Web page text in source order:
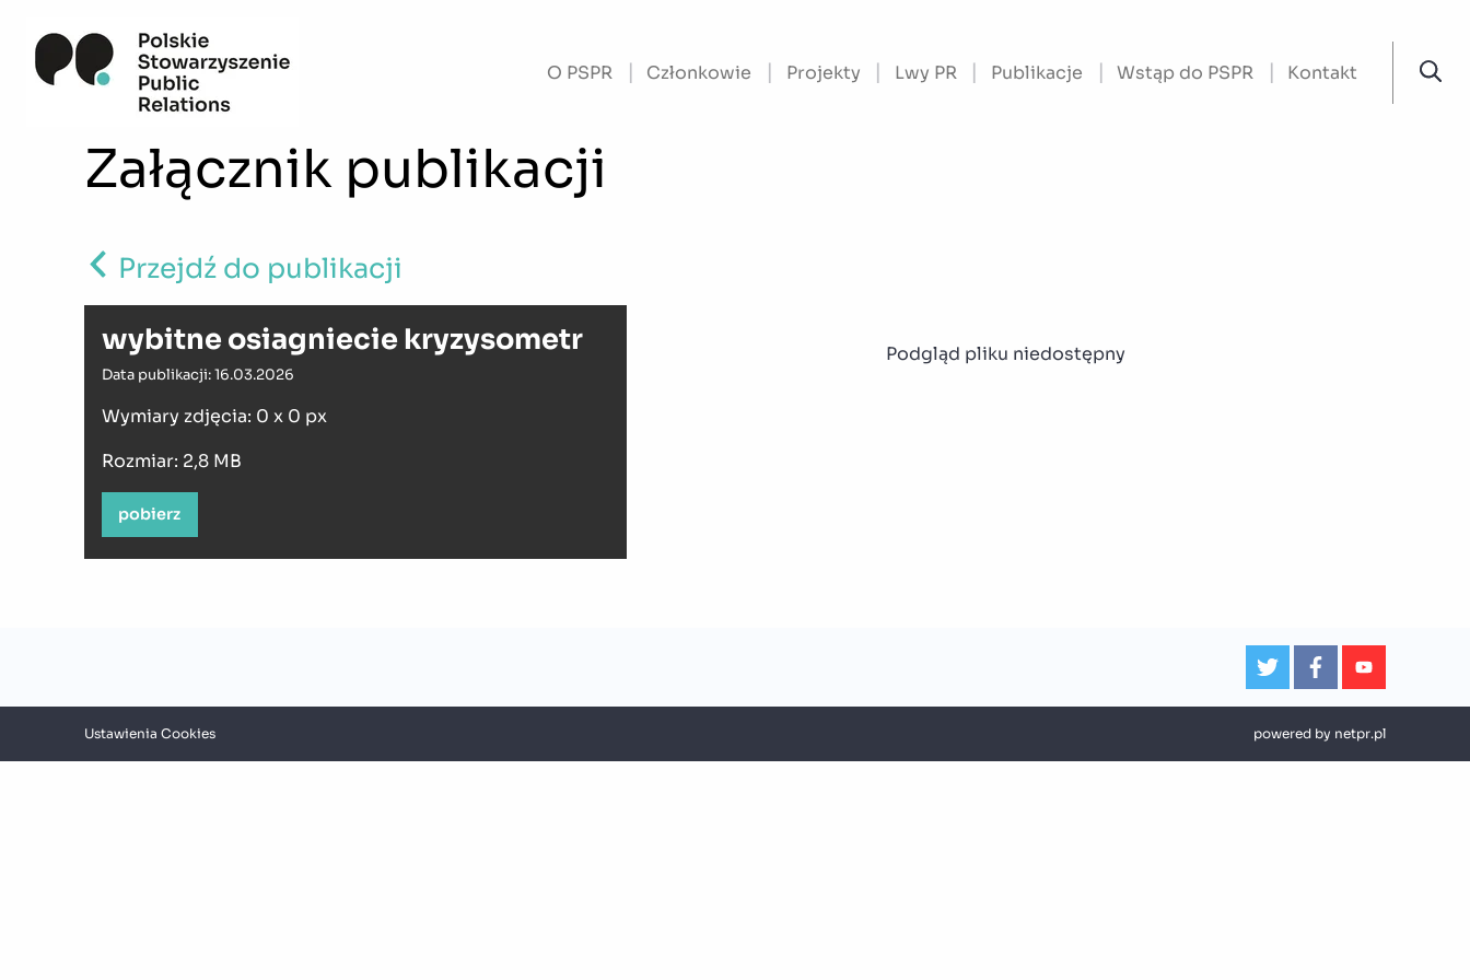
O PSPR Członkowie Projekty Lwy PR Publikacje Wstąp do PSPR Kontakt
Załącznik publikacji
Przejdź do publikacji
wybitne osiagniecie kryzysometr
Data publikacji: 16.03.2026
Wymiary zdjęcia: 0 x 0 px
Rozmiar: 2,8 MB
pobierz
Podgląd pliku niedostępny
Ustawienia Cookies powered by netpr.pl